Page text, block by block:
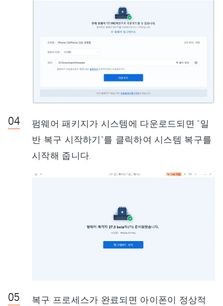
펌웨어 패키지가 시스템에 다운로드되면 "일
반 복구 시작하기"를 클릭하여 시스템 복구를
시작해 줍니다.
복구 프로세스가 완료되면 아이폰이 정상적